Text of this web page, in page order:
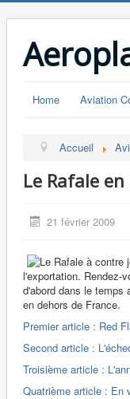
Home Aviation
Accueil
Le Rafale en
21 février 2009
l'exportation. Rendez-
d'abord dans le temps
en dehors de France.
Premier article : Red
Second article :
Troisième article :
Quatrième article : En